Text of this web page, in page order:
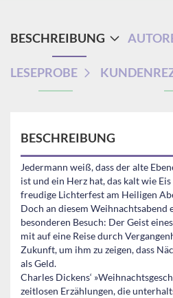
BESCHREIBUNG
LESEPROBE
BESCHREIBUNG
Jedermann weiß, dass der alte
ist und ein Herz hat, das kalt wie
freudige Lichterfest am Heiligen
Doch an diesem Weihnachtsabend
besonderen Besuch: Der Geist
mit auf eine Reise durch
Zukunft, um ihm zu zeigen, dass
als Geld.
Charles Dickens‘
zeitlosen Erzählungen, die